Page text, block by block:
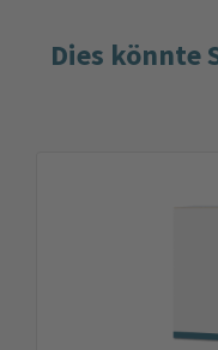
Dies könnte